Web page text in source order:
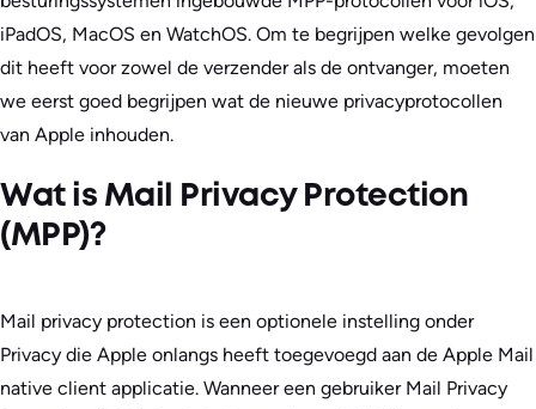
iPadOS, MacOS en WatchOS. Om te begrijpen welke gevolgen
dit heeft voor zowel de verzender als de ontvanger, moeten
we eerst goed begrijpen wat de nieuwe privacyprotocollen
van Apple inhouden.
Wat is Mail Privacy Protection
(MPP)?
Mail privacy protection is een optionele instelling onder
Privacy die Apple onlangs heeft toegevoegd aan de Apple Mail
native client applicatie. Wanneer een gebruiker Mail Privacy